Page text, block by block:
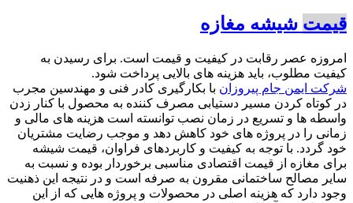
قیمت شیشه مغازه
امروزه عصر رقابت در کیفیت و قیمت است. برای رسیدن به
کیفیت مطلوب، باید هزینه های بالایی پرداخت شود.
شرکت ایمن جام پیروزان با بکارگیری کادر فنی و مهندسین مجرب
در کوتاه کردن مسیر دستیابی مصرف کننده به محصول با کنار زدن
واسطه ها و تسریع در زمان نصب توانسته است هزینه های مالی و
زمانی را در پروژه های خود کاهش دهد و موجب رضایت مشتریان
خود گردد. با توجه به کیفیت و کاربردهای فراوان، قیمت شیشه
برای مغازه از قیمت اقتصادی مناسبی برخوردار بوده و نسبت به
سایر مصالح ساختمانی مقرون به صرفه است و در نتیجه این ذهنیت
وجود دارد که هزینه اصلی در محصولات و پروژه هایی که از این